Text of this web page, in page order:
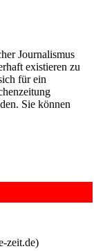
Journalismus
existieren zu
für ein
Sie können
zeit.de)